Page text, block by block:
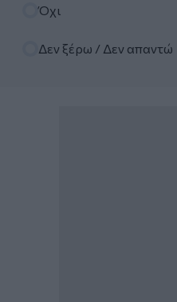
Όχι
Δεν ξέρω / Δεν απαντώ